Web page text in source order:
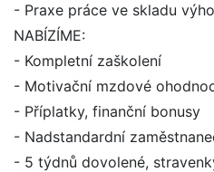
- Praxe práce ve skladu
NABÍZÍME:
- Kompletní zaškolení
- Motivační mzdové
- Příplatky, finanční bonusy
- Nadstandardní
- 5 týdnů dovolené,